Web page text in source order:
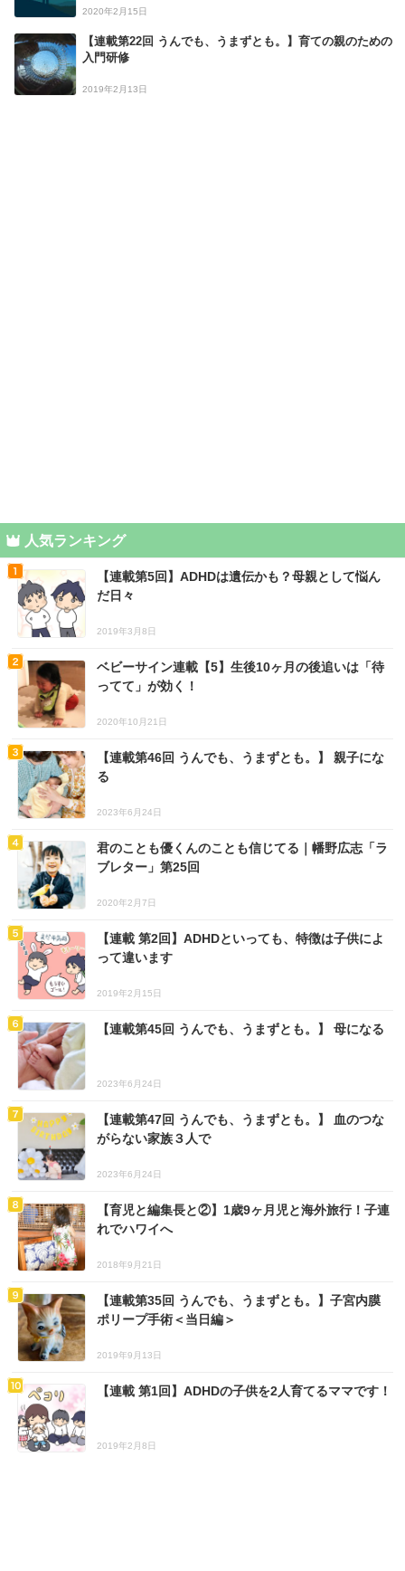
2020年2月15日
【連載第22回 うんでも、うまずとも。】育ての親のための
入門研修
2019年2月13日
人気ランキング
【連載第5回】ADHDは遺伝かも？母親として悩ん
だ日々
2019年3月8日
ベビーサイン連載【5】生後10ヶ月の後追いは「待
ってて」が効く！
2020年10月21日
【連載第46回 うんでも、うまずとも。】 親子にな
る
2023年6月24日
君のことも優くんのことも信じてる｜幡野広志「ラ
ブレター」第25回
2020年2月7日
【連載 第2回】ADHDといっても、特徴は子供によ
って違います
2019年2月15日
【連載第45回 うんでも、うまずとも。】 母になる
2023年6月24日
【連載第47回 うんでも、うまずとも。】 血のつな
がらない家族３人で
2023年6月24日
【育児と編集長と②】1歳9ヶ月児と海外旅行！子連
れでハワイへ
2018年9月21日
【連載第35回 うんでも、うまずとも。】子宮内膜
ポリープ手術＜当日編＞
2019年9月13日
【連載 第1回】ADHDの子供を2人育てるママです！
2019年2月8日